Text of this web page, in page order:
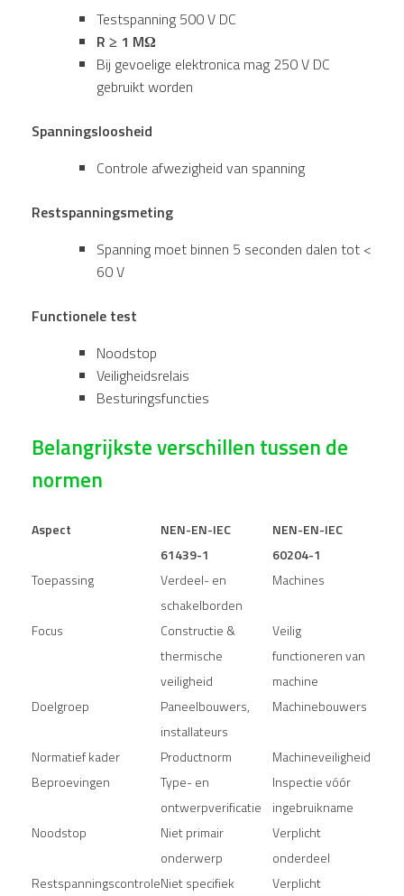
Testspanning 500 V DC
R ≥ 1 MΩ
Bij gevoelige elektronica mag 250 V DC
gebruikt worden
Spanningsloosheid
Controle afwezigheid van spanning
Restspanningsmeting
Spanning moet binnen 5 seconden dalen tot <
60 V
Functionele test
Noodstop
Veiligheidsrelais
Besturingsfuncties
Belangrijkste verschillen tussen de
normen
Aspect
NEN-EN-IEC
61439-1
NEN-EN-IEC
60204-1
Toepassing
Verdeel- en
schakelborden
Machines
Focus
Constructie &
thermische
veiligheid
Veilig
functioneren van
machine
Doelgroep
Paneelbouwers,
installateurs
Machinebouwers
Normatief kader Productnorm
Machineveiligheid
Beproevingen
Type- en
ontwerpverificatie
Inspectie vóór
ingebruikname
Noodstop
Niet primair
onderwerp
Verplicht
onderdeel
RestspanningscontroleNiet specifiek Verplicht